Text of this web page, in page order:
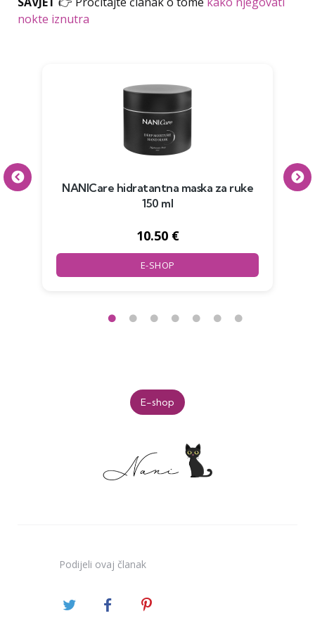
nokte iznutra
NANICare hidratantna maska za ruke
150 ml
10.50 €
E-SHOP
E-shop
Podijeli ovaj članak